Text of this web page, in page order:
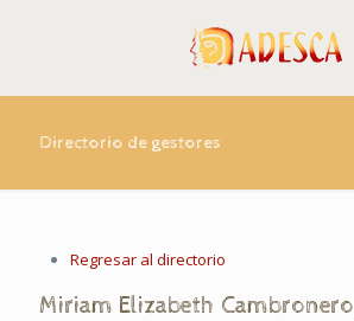
Directorio de gestores
Regresar al directorio
Miriam Elizabeth Cambronero